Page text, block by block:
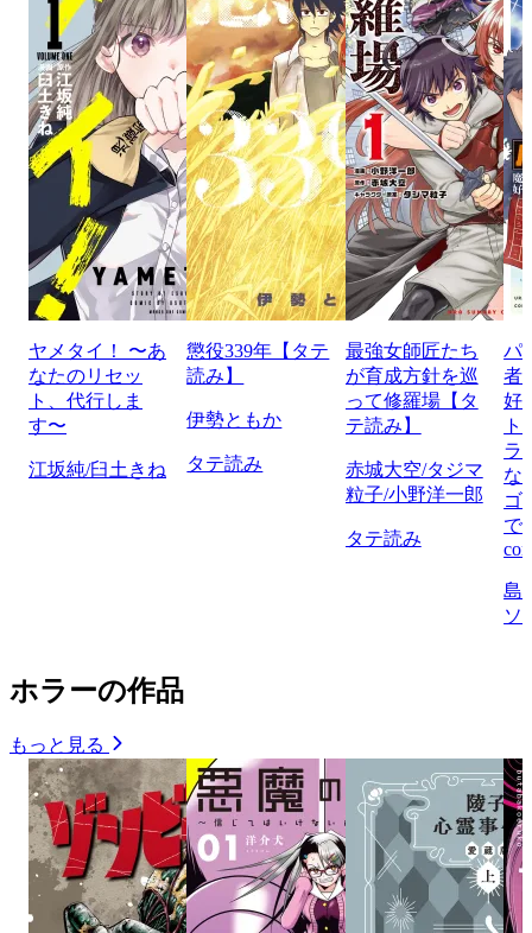
ヤメタイ！ 〜あ
なたのリセッ
ト、代行しま
す〜
江坂純/臼土きね
懲役339年【タテ
読み】
伊勢ともか
タテ読み
最強女師匠たち
が育成方針を巡
って修羅場【タ
テ読み】
赤城大空/タジマ
粒子/小野洋一郎
タテ読み
パ
者
好
ト
ラ
な
ゴ
で
島
ソ
ホラーの作品
もっと見る